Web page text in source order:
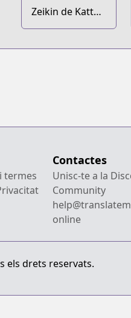
Zeikin de Katta
Hon
termes
Contactes
Unisc-te a la
Community
online
els drets reservats.